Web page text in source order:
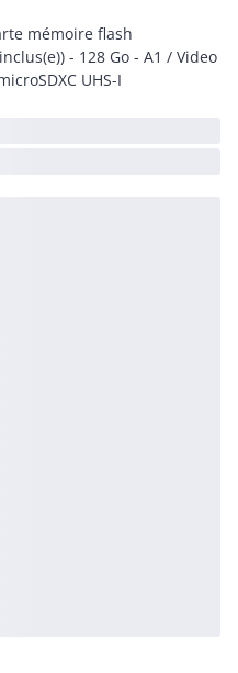
mémoire flash
- 128 Go - A1 / Video
UHS-I